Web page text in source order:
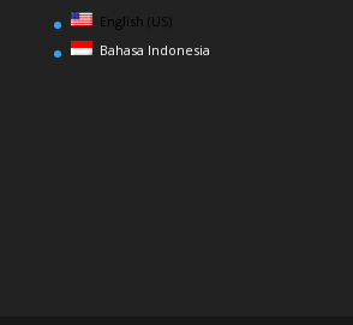
English (US)
Bahasa Indonesia